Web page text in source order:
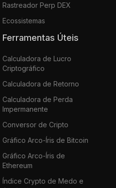
Rastreador Perp DEX
Ecossistemas
Ferramentas Úteis
Calculadora de Lucro
Criptográfico
Calculadora de Retorno
Calculadora de Perda
Impermanente
Conversor de Cripto
Gráfico Arco-Íris de Bitcoin
Gráfico Arco-Íris de
Ethereum
Índice Crypto de Medo e